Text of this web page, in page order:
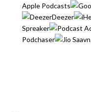
Apple Podcasts
Deezer
Spreaker
Podchaser